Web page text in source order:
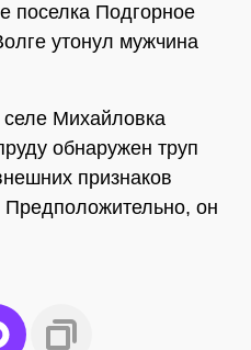
поселка Подгорное
утонул мужчина
Михайловка
обнаружен труп
признаков
Предположительно, он